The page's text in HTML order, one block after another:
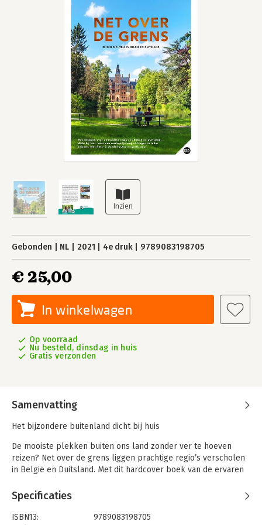
Gebonden NL 2021 4e druk 9789083198705
€ 25,00
In winkelwagen
Op voorraad
Nu besteld, dinsdag in huis
Gratis verzonden
Samenvatting
Het bijzondere buitenland dicht bij huis
De mooiste plekken buiten ons land zonder ver te hoeven
reizen? Net over de grens liggen prachtige regio’s verscholen
in België en Duitsland. Met dit hardcover boek van de ervaren
Een luxe reisboek van maar liefst 268 pagina’s voor een
verrassende stedentrip, een dag, weekend of langer weg in
elke maand van het jaar.
Specificaties
ISBN13:
9789083198705